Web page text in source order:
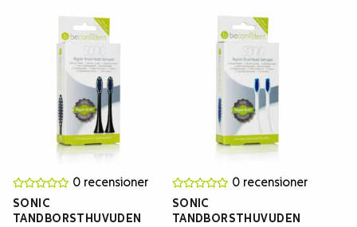
0 recensioner
SONIC
TANDBORSTHUVUDEN
0 recensioner
SONIC
TANDBORSTHUVUDEN